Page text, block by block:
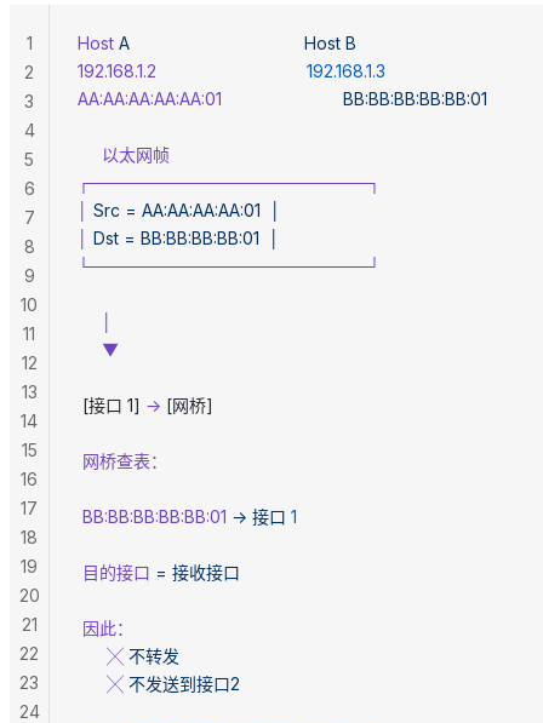
Host A
                                    Host
B
192.168.1.2
                               192.168.1.3
AA:AA:AA:AA:AA:01
                         BB:BB:BB:BB:BB:01
     以太网帧
┌───────────────────────┐
Src = AA:AA:AA:AA:01
Dst = BB:BB:BB:BB:01
└───────────────────────┘
     ▼
[接口 1] → [网桥]
网桥查表：
BB:BB:BB:BB:BB:01 → 接口 1
目的接口 = 接收接口
因此：
      ╳
不转发
      ╳
不发送到接口2
1
2
3
4
5
6
7
8
9
10
11
12
13
14
15
16
17
18
19
20
21
22
23
24